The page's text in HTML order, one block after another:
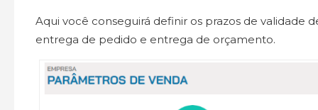
Aqui você conseguirá definir os prazos de validade
entrega de pedido e entrega de orçamento.